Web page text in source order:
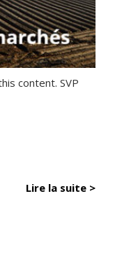
content. SVP
Lire la suite >